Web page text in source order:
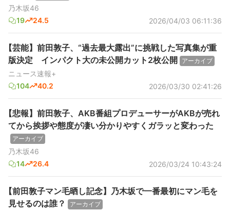
乃木坂46
19
24.5 2026/04/03 06:11:36
【芸能】前田敦子、“過去最大露出”に挑戦した写真集が重
版決定 インパクト大の未公開カット2枚公開
アーカイブ
ニュース速報+
104
40.2 2026/03/30 02:41:26
【悲報】前田敦子、AKB番組プロデューサーがAKBが売れ
てから挨拶や態度が凄い分かりやすくガラッと変わった
アーカイブ
乃木坂46
14
26.4 2026/03/24 10:43:24
【前田敦子マン毛晒し記念】乃木坂で一番最初にマン毛を
見せるのは誰？
アーカイブ